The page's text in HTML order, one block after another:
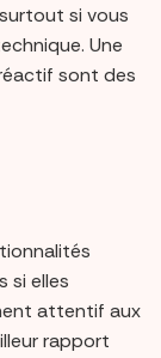
si vous
Une
sont des
si elles
attentif aux
rapport